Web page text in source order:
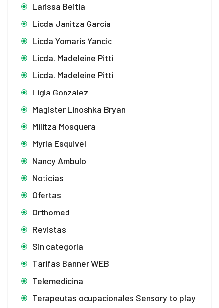
Larissa Beitia
Licda Janitza Garcia
Licda Yomaris Yancic
Licda. Madeleine Pitti
Licda. Madeleine Pitti
Ligia Gonzalez
Magister Linoshka Bryan
Militza Mosquera
Myrla Esquivel
Nancy Ambulo
Noticias
Ofertas
Orthomed
Revistas
Sin categoría
Tarifas Banner WEB
Telemedicina
Terapeutas ocupacionales Sensory to play